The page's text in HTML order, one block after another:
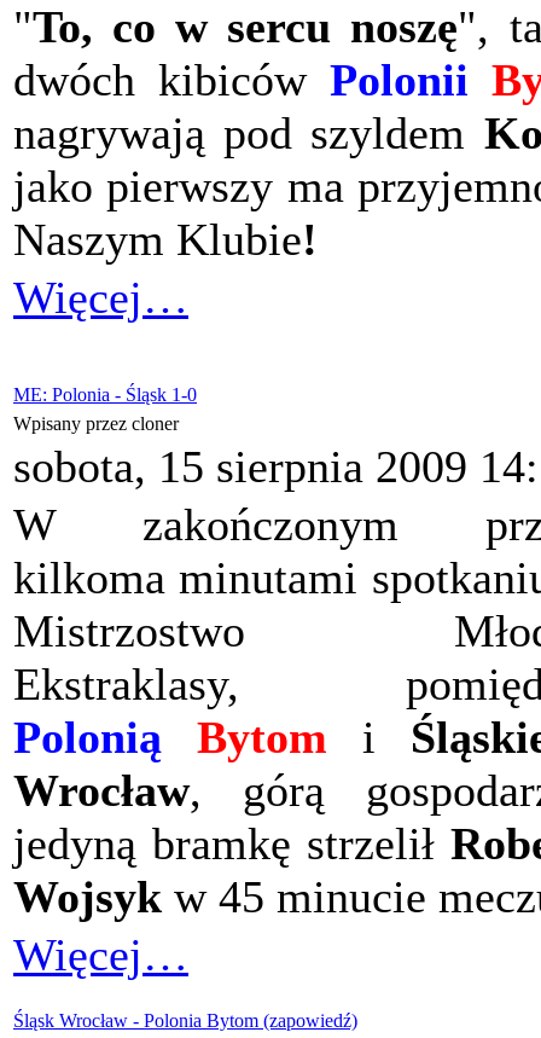
"To, co w sercu noszę",
dwóch kibiców Polonii
nagrywają pod szyldem
jako pierwszy ma
Naszym Klubie!
Więcej…
ME: Polonia - Śląsk 1-0
Wpisany przez cloner
sobota, 15 sierpnia 2009
W zakończonym
kilkoma minutami
Mistrzostwo
Ekstraklasy,
Polonią
Bytom i
Wrocław, górą
jedyną bramkę strzelił
Wojsyk w 45 minucie
Więcej…
Śląsk Wrocław - Polonia Bytom (zapowiedź)